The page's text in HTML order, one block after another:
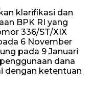
klarifikasi dan
BPK RI yang
336/ST/XIX
6 November
pada 9 Januari
dana
dengan ketentuan